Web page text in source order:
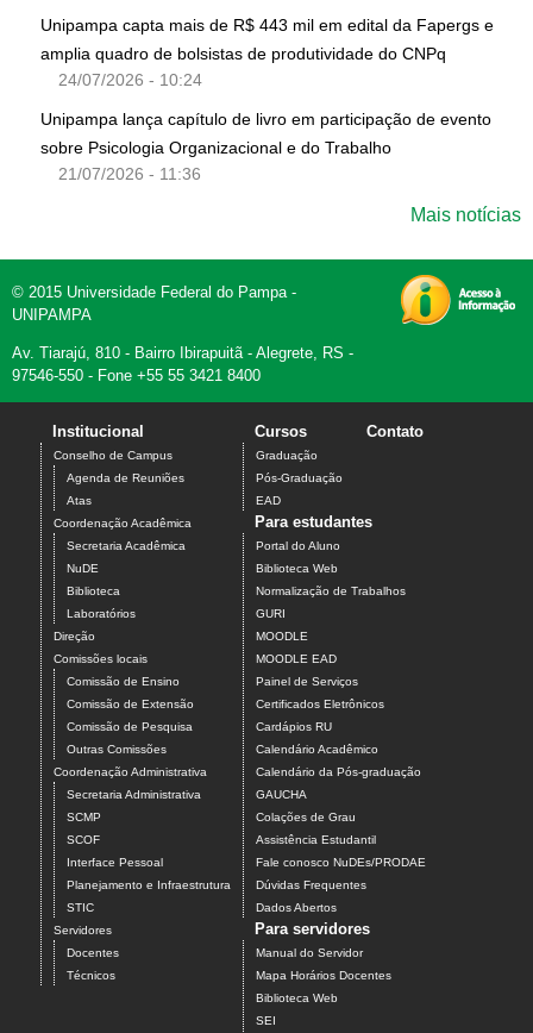
Unipampa capta mais de R$ 443 mil em edital da Fapergs e
amplia quadro de bolsistas de produtividade do CNPq
24/07/2026 - 10:24
Unipampa lança capítulo de livro em participação de evento
sobre Psicologia Organizacional e do Trabalho
21/07/2026 - 11:36
Mais notícias
© 2015 Universidade Federal do Pampa -
UNIPAMPA
Av. Tiarajú, 810 - Bairro Ibirapuitã - Alegrete, RS -
97546-550 - Fone +55 55 3421 8400
Institucional
Conselho de Campus
Agenda de Reuniões
Atas
Coordenação Acadêmica
Secretaria Acadêmica
NuDE
Biblioteca
Laboratórios
Direção
Comissões locais
Comissão de Ensino
Comissão de Extensão
Comissão de Pesquisa
Outras Comissões
Coordenação Administrativa
Secretaria Administrativa
SCMP
SCOF
Interface Pessoal
Planejamento e Infraestrutura
STIC
Servidores
Docentes
Técnicos
Cursos
Graduação
Pós-Graduação
EAD
Contato
Para estudantes
Portal do Aluno
Biblioteca Web
Normalização de Trabalhos
GURI
MOODLE
MOODLE EAD
Painel de Serviços
Certificados Eletrônicos
Cardápios RU
Calendário Acadêmico
Calendário da Pós-graduação
GAUCHA
Colações de Grau
Assistência Estudantil
Fale conosco NuDEs/PRODAE
Dúvidas Frequentes
Dados Abertos
Para servidores
Manual do Servidor
Mapa Horários Docentes
Biblioteca Web
SEI